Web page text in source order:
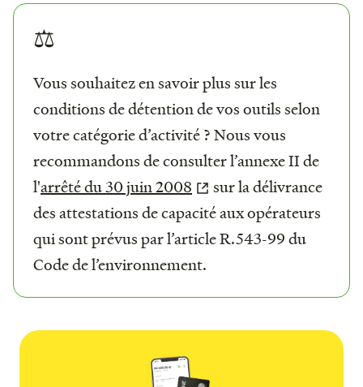
⚖️
Vous souhaitez en savoir plus sur les
conditions de détention de vos outils selon
votre catégorie d’activité ? Nous vous
recommandons de consulter l’annexe II de
l'arrêté du 30 juin 2008
sur la délivrance
des attestations de capacité aux opérateurs
qui sont prévus par l’article R.543-99 du
Code de l’environnement.